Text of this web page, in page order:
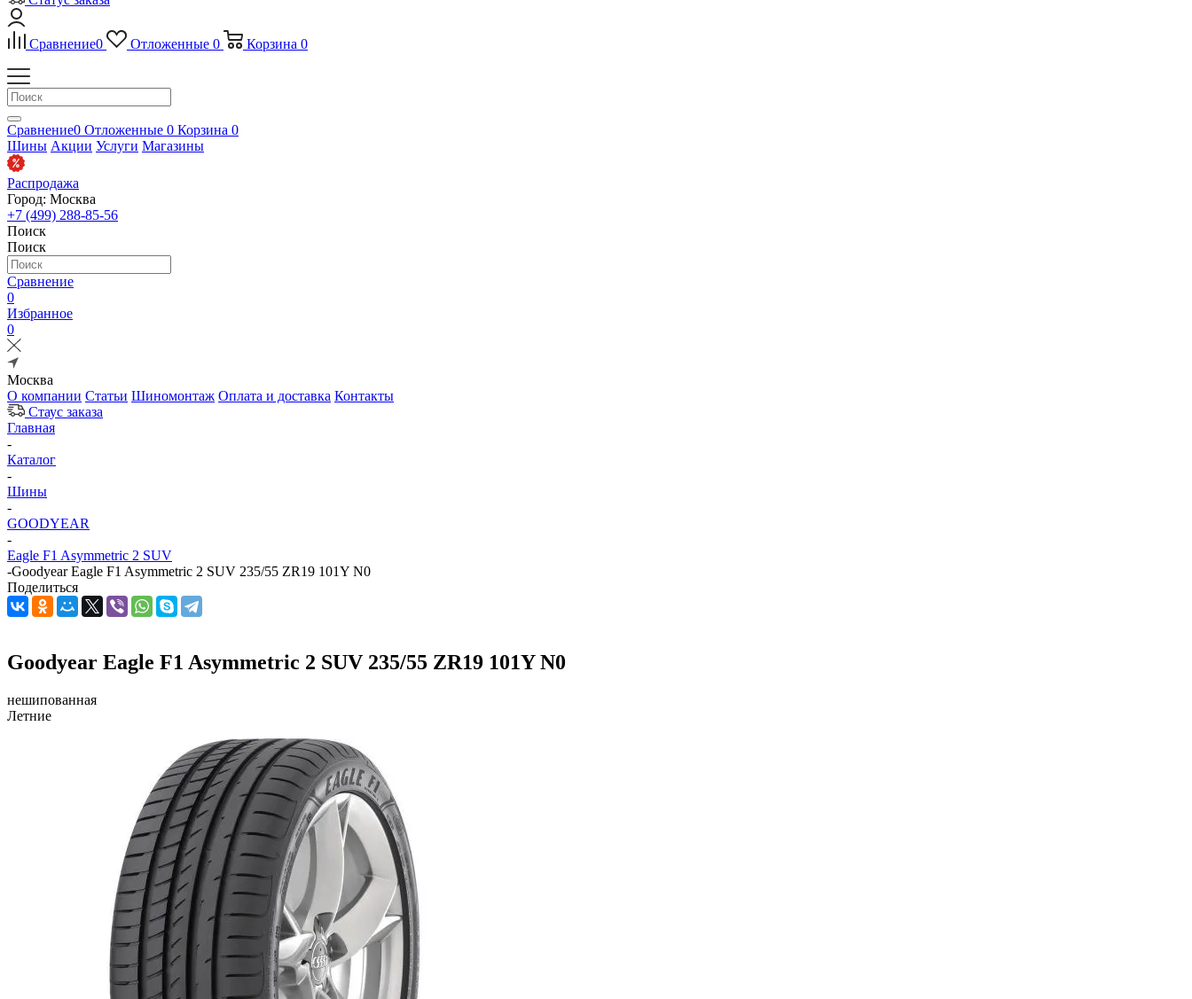
Сравнение0 Отложенные 0 Корзина 0
Сравнение0 Отложенные 0 Корзина 0
Шины Акции Услуги Магазины
Распродажа
Город: Москва
+7 (499) 288-85-56
Поиск
Поиск
Сравнение
0
Избранное
0
Москва
О компании Статьи Шиномонтаж Оплата и доставка Контакты
Стаус заказа
Главная
-
Каталог
-
Шины
-
GOODYEAR
-
Eagle F1 Asymmetric 2 SUV
-Goodyear Eagle F1 Asymmetric 2 SUV 235/55 ZR19 101Y N0
Поделиться
Goodyear Eagle F1 Asymmetric 2 SUV 235/55 ZR19 101Y N0
нешипованная
Летние